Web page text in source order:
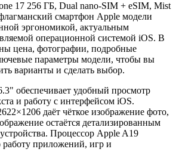
17 256 ГБ, Dual nano-SIM + eSIM, Mist
смартфон Apple модели
эргономикой, актуальным
операционной системой iOS. В
цена, фотографии, подробные
параметры модели, чтобы вы
варианты и сделать выбор.
обеспечивает удобный просмотр
и работу с интерфейсом iOS.
даёт чёткое изображение фото,
остаётся детализированным
Процессор Apple A19
работу приложений, игр и